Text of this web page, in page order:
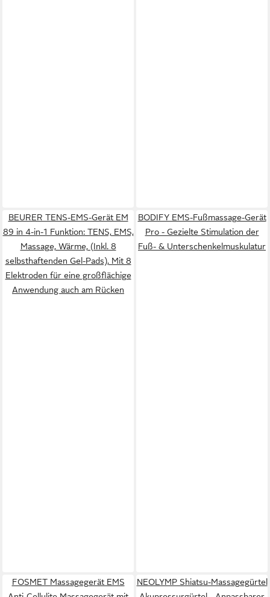
BEURER TENS-EMS-Gerät EM
89 in 4-in-1 Funktion: TENS, EMS,
Massage, Wärme, (Inkl. 8
selbsthaftenden Gel-Pads), Mit 8
Elektroden für eine großflächige
Anwendung auch am Rücken
BODIFY EMS-Fußmassage-Gerät
Pro - Gezielte Stimulation der
Fuß- & Unterschenkelmuskulatur
FOSMET Massagegerät EMS
NEOLYMP Shiatsu-Massagegürtel